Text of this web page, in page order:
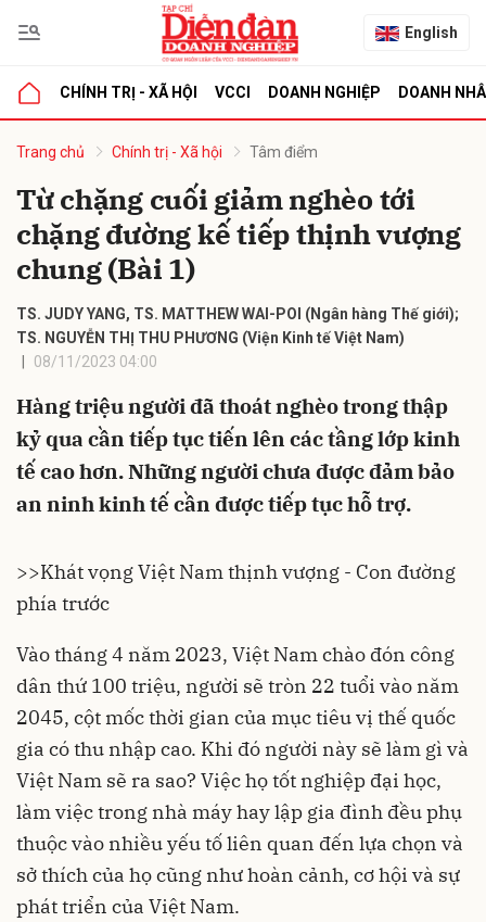
English
CHÍNH TRỊ - XÃ HỘI VCCI DOANH NGHIỆP DOANH
Trang chủ Chính trị - Xã hội Tâm điểm
Từ chặng cuối giảm nghèo tới
chặng đường kế tiếp thịnh vượng
chung (Bài 1)
TS. JUDY YANG, TS. MATTHEW WAI-POI (Ngân hàng Thế giới);
TS. NGUYỄN THỊ THU PHƯƠNG (Viện Kinh tế Việt Nam)
08/11/2023 04:00
Hàng triệu người đã thoát nghèo trong thập
kỷ qua cần tiếp tục tiến lên các tầng lớp kinh
tế cao hơn. Những người chưa được đảm bảo
an ninh kinh tế cần được tiếp tục hỗ trợ.
>>Khát vọng Việt Nam thịnh vượng - Con đường
phía trước
Vào tháng 4 năm 2023, Việt Nam chào đón công
dân thứ 100 triệu, người sẽ tròn 22 tuổi vào năm
2045, cột mốc thời gian của mục tiêu vị thế quốc
gia có thu nhập cao. Khi đó người này sẽ làm gì và
Việt Nam sẽ ra sao? Việc họ tốt nghiệp đại học,
làm việc trong nhà máy hay lập gia đình đều phụ
thuộc vào nhiều yếu tố liên quan đến lựa chọn và
sở thích của họ cũng như hoàn cảnh, cơ hội và sự
phát triển của Việt Nam.
luận